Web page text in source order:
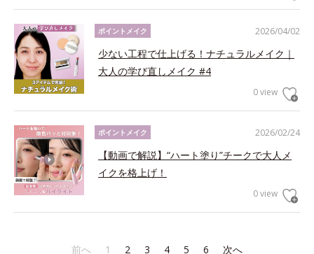
2026/04/02
ポイントメイク
少ない工程で仕上げる！ナチュラルメイク｜
大人の学び直しメイク #4
0 view
2026/02/24
ポイントメイク
【動画で解説】“ハート塗り”チークで大人メ
イクを格上げ！
0 view
前へ 1 2 3 4 5 6 次へ